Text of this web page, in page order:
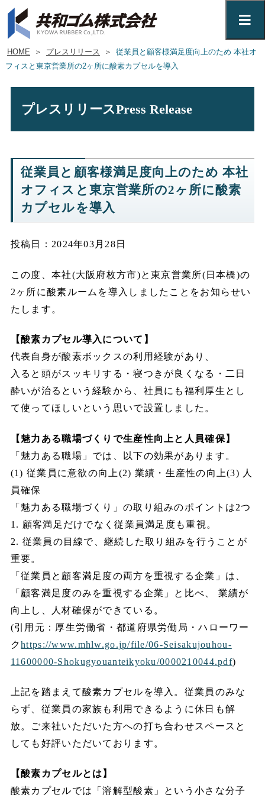
HOME ＞ プレスリリース ＞
従業員と顧客様満足度向上のため 本社オ
フィスと東京営業所の2ヶ所に酸素カプセルを導入
プレスリリースPress Release
従業員と顧客様満足度向上のため 本社
オフィスと東京営業所の2ヶ所に酸素
カプセルを導入
投稿日：2024年03月28日
この度、本社(大阪府枚方市)と東京営業所(日本橋)の
2ヶ所に酸素ルームを導入しましたことをお知らせい
たします。
【酸素カプセル導入について】
代表自身が酸素ボックスの利用経験があり、
入ると頭がスッキリする・寝つきが良くなる・二日
酔いが治るという経験から、社員にも福利厚生とし
て使ってほしいという思いで設置しました。
【魅力ある職場づくりで生産性向上と人員確保】
「魅力ある職場」では、以下の効果があります。
(1) 従業員に意欲の向上(2) 業績・生産性の向上(3) 人
員確保
「魅力ある職場づくり」の取り組みのポイントは2つ
1. 顧客満足だけでなく従業員満足度も重視。
2. 従業員の目線で、継続した取り組みを行うことが
重要。
「従業員と顧客満足度の両方を重視する企業」は、
「顧客満足度のみを重視する企業」と比べ、 業績が
向上し、人材確保ができている。
(引用元：厚生労働省・都道府県労働局・ハローワー
クhttps://www.mhlw.go.jp/file/06-Seisakujouhou-
11600000-Shokugyouanteikyoku/0000210044.pdf)
上記を踏まえて酸素カプセルを導入。従業員のみな
らず、従業員の家族も利用できるように休日も解
放。ご来社いただいた方への打ち合わせスペースと
しても好評いただいております。
【酸素カプセルとは】
酸素カプセルでは「溶解型酸素」という小さな分子